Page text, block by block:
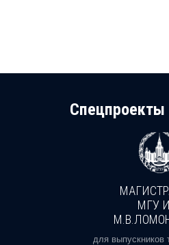
Cпецпроекты
МГУ
для выпускников